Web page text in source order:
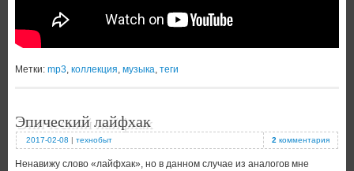
Метки: mp3, коллекция, музыка, теги
Эпический лайфхак
2017-02-08 технобыт 2 комментария
Ненавижу слово «лайфхак», но в данном случае из аналогов мне